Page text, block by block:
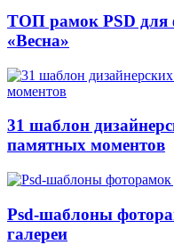
ТОП рамок PSD для
«Весна»
31 шаблон
памятных моментов
Psd-шаблоны
галереи